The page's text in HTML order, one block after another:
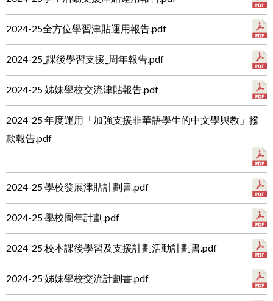
2024-25全方位學習津貼運用報告.pdf
2024-25_課後學習支援_周年報告.pdf
2024-25 姊妹學校交流津貼報告.pdf
2024-25 年度運用「加強支援非華語學生的中文學與教」撥
款報告.pdf
2024-25 學校發展津貼計劃書.pdf
2024-25 學校周年計劃.pdf
2024-25 校本課後學習及支援計劃活動計劃書.pdf
2024-25 姊妹學校交流計劃書.pdf